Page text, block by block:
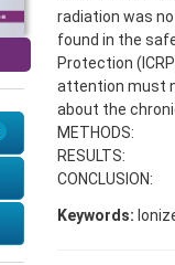
radiation was
found in the
Protection
attention must
about the
METHODS:
RESULTS:
CONCLUSION:
Keywords: